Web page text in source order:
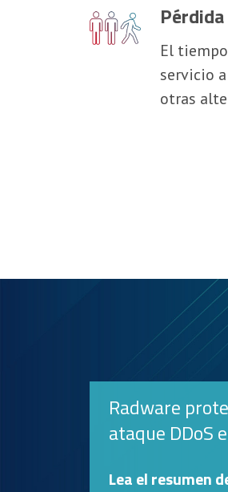
El
servicio
otras
Radware
ataque DDoS
Lea el resumen